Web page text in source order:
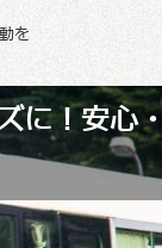
を
に！安心